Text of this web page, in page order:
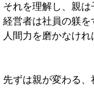
それを理解し、親は
経営者は社員の躾を
人間力を磨かなけれ
先ずは親が変わる、